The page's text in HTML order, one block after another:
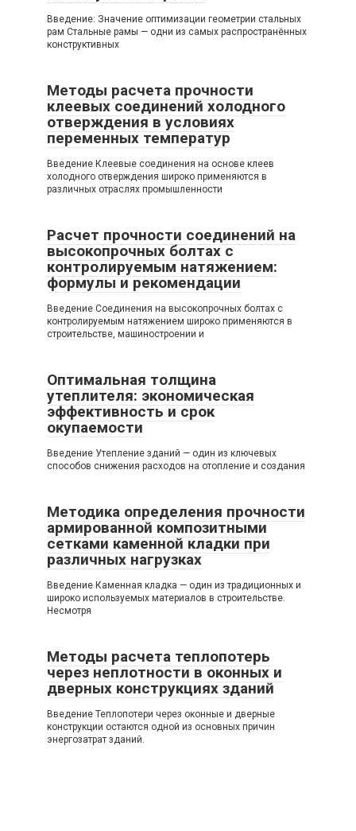
Введение: Значение оптимизации геометрии стальных
рам Стальные рамы — одни из самых распространённых
конструктивных
Методы расчета прочности
клеевых соединений холодного
отверждения в условиях
переменных температур
Введение Клеевые соединения на основе клеев
холодного отверждения широко применяются в
различных отраслях промышленности
Расчет прочности соединений на
высокопрочных болтах с
контролируемым натяжением:
формулы и рекомендации
Введение Соединения на высокопрочных болтах с
контролируемым натяжением широко применяются в
строительстве, машиностроении и
Оптимальная толщина
утеплителя: экономическая
эффективность и срок
окупаемости
Введение Утепление зданий — один из ключевых
способов снижения расходов на отопление и создания
Методика определения прочности
армированной композитными
сетками каменной кладки при
различных нагрузках
Введение Каменная кладка — один из традиционных и
широко используемых материалов в строительстве.
Несмотря
Методы расчета теплопотерь
через неплотности в оконных и
дверных конструкциях зданий
Введение Теплопотери через оконные и дверные
конструкции остаются одной из основных причин
энергозатрат зданий.